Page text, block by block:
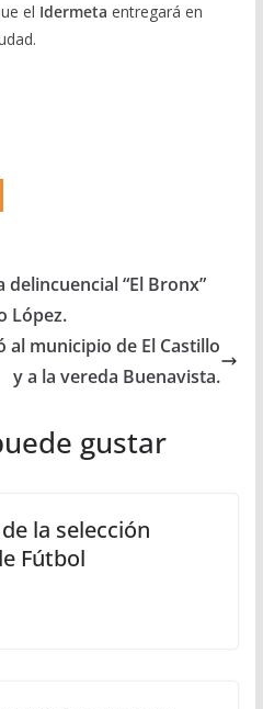
el Idermeta entregará en
“El Bronx”
López.
municipio de El Castillo
y a la vereda Buenavista.
gustar
la selección
Fútbol